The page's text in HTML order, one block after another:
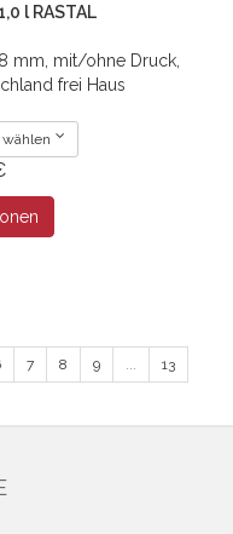
l RASTAL
mm, mit/ohne Druck,
frei Haus
wählen
7 8 9 ... 13